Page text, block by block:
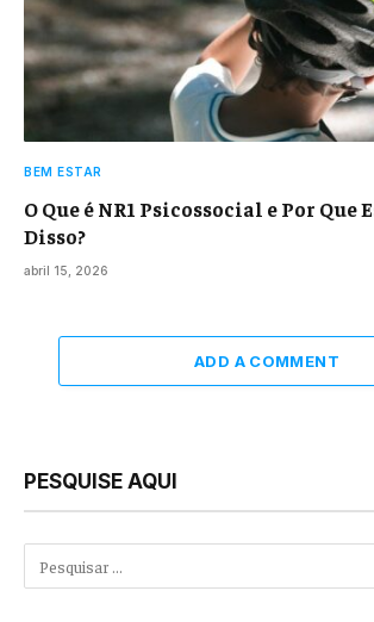
BEM ESTAR
O Que é NR1 Psicossocial e Por Que
Disso?
abril 15, 2026
ADD A COMMENT
PESQUISE AQUI